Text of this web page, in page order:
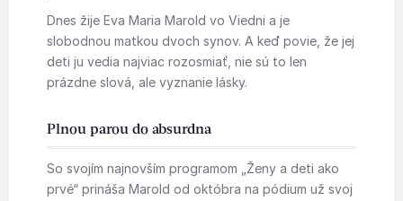
Dnes žije Eva Maria Marold vo Viedni a je
slobodnou matkou dvoch synov. A keď povie, že jej
deti ju vedia najviac rozosmiať, nie sú to len
prázdne slová, ale vyznanie lásky.
Plnou parou do absurdna
So svojím najnovším programom „Ženy a deti ako
prvé“ prináša Marold od októbra na pódium už svoj